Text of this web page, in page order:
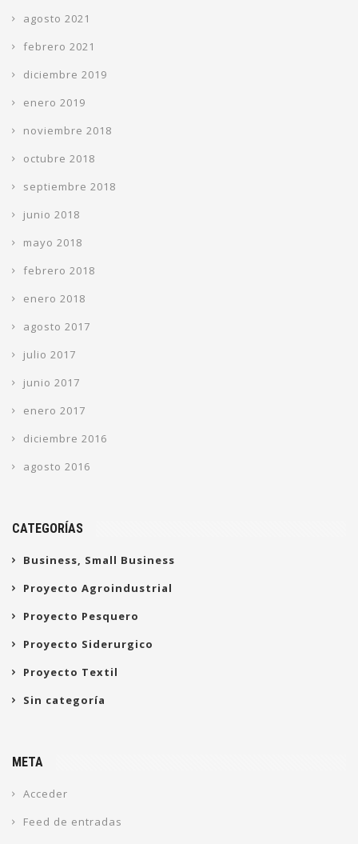
agosto 2021
febrero 2021
diciembre 2019
enero 2019
noviembre 2018
octubre 2018
septiembre 2018
junio 2018
mayo 2018
febrero 2018
enero 2018
agosto 2017
julio 2017
junio 2017
enero 2017
diciembre 2016
agosto 2016
CATEGORÍAS
Business, Small Business
Proyecto Agroindustrial
Proyecto Pesquero
Proyecto Siderurgico
Proyecto Textil
Sin categoría
META
Acceder
Feed de entradas